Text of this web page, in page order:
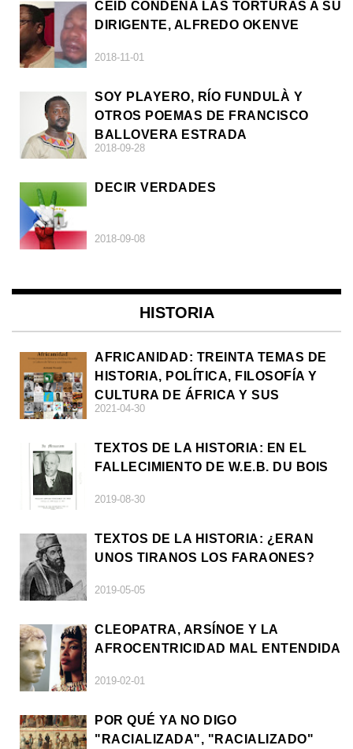
CEID CONDENA LAS TORTURAS A SU
DIRIGENTE, ALFREDO OKENVE
2018-11-01
SOY PLAYERO, RÍO FUNDULÀ Y
OTROS POEMAS DE FRANCISCO
BALLOVERA ESTRADA
2018-09-28
DECIR VERDADES
2018-09-08
HISTORIA
AFRICANIDAD: TREINTA TEMAS DE
HISTORIA, POLÍTICA, FILOSOFÍA Y
CULTURA DE ÁFRICA Y SUS
DIÁSPORAS
2021-04-30
TEXTOS DE LA HISTORIA: EN EL
FALLECIMIENTO DE W.E.B. DU BOIS
2019-08-30
TEXTOS DE LA HISTORIA: ¿ERAN
UNOS TIRANOS LOS FARAONES?
2019-05-05
CLEOPATRA, ARSÍNOE Y LA
AFROCENTRICIDAD MAL ENTENDIDA
2019-02-01
POR QUÉ YA NO DIGO
"RACIALIZADA", "RACIALIZADO"